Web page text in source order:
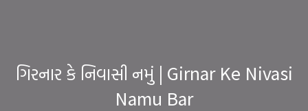
ગિરનાર કે નિવાસી નમું | Girnar Ke Nivasi
Namu Bar